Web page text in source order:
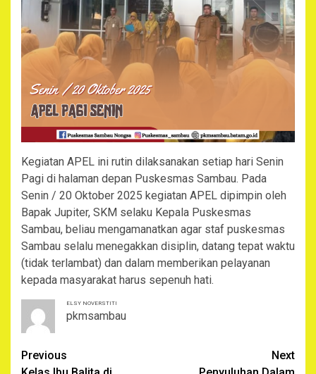
Kegiatan APEL ini rutin dilaksanakan setiap hari Senin
Pagi di halaman depan Puskesmas Sambau. Pada
Senin / 20 Oktober 2025 kegiatan APEL dipimpin oleh
Bapak Jupiter, SKM selaku Kepala Puskesmas
Sambau, beliau mengamanatkan agar staf puskesmas
Sambau selalu menegakkan disiplin, datang tepat waktu
(tidak terlambat) dan dalam memberikan pelayanan
kepada masyarakat harus sepenuh hati.
ELSY NOVERSTITI
pkmsambau
Continue
Previous
Next